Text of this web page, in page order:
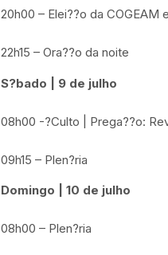
20h00 – Elei??o da COGEAM
22h15 – Ora??o da noite
S?bado | 9 de julho
08h00 -?Culto | Prega??o:
09h15 – Plen?ria
Domingo | 10 de julho
08h00 – Plen?ria